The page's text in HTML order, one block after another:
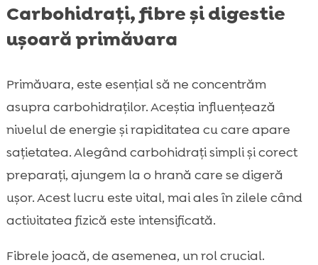
Carbohidrați, fibre și digestie
ușoară primăvara
Primăvara, este esențial să ne concentrăm
asupra carbohidraților. Aceștia influențează
nivelul de energie și rapiditatea cu care apare
sațietatea. Alegând carbohidrați simpli și corect
preparați, ajungem la o hrană care se digeră
ușor. Acest lucru este vital, mai ales în zilele când
activitatea fizică este intensificată.
Fibrele joacă, de asemenea, un rol crucial.